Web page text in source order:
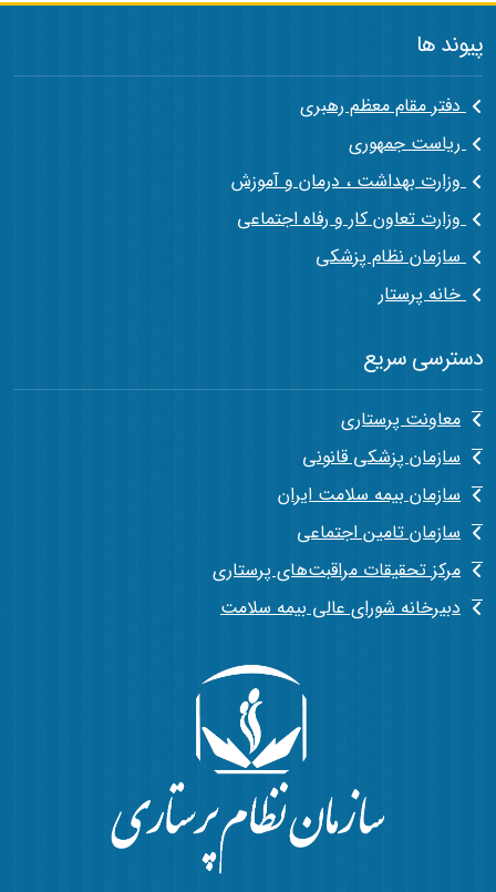
پیوند ها
دفتر مقام معظم رهبری
ریاست جمهوری
وزارت بهداشت ، درمان و آموزش
وزارت تعاون کار و رفاه اجتماعی
سازمان نظام پزشکی
خانه پرستار
دسترسی سریع
معاونت پرستاری
سازمان پزشکی قانونی
سازمان بیمه سلامت ایران
سازمان تامین اجتماعی
مرکز تحقیقات مراقبت‌های پرستاری
دبیرخانه شورای عالی بیمه سلامت